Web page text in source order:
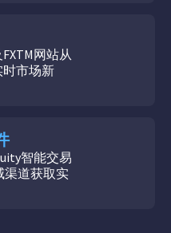
网站从
市场新
智能交易
渠道获取实